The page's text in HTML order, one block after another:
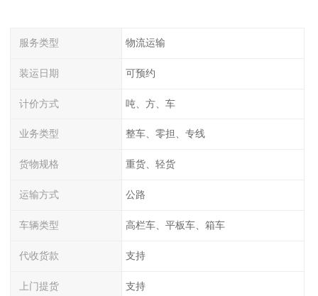
服务类型 物流运输
装运日期 可预约
计价方式 吨、方、车
业务类型 整车、零担、专线
货物规格 重货、轻货
运输方式 公路
车辆类型 高栏车、平板车、箱车
代收货款 支持
上门提货 支持